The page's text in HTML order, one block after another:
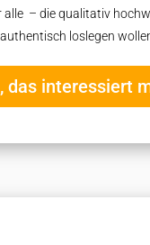
alle – die qualitativ
authentisch loslegen
das interessiert